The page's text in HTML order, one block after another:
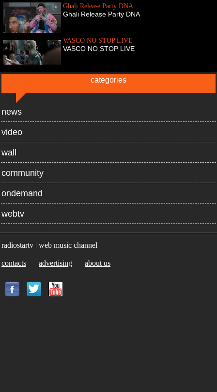
Ghali Release Party DNA
Ghali Release Party DNA
VASCO NO STOP LIVE
VASCO NO STOP LIVE
categories
news
video
wall
community
ondemand
webtv
radiostartv | web music channel
contacts advertising about us